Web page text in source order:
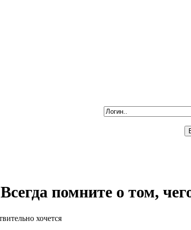
Всегда помните о том,